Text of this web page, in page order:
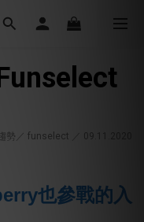
勢／ funselect ／ 09.11
也參戰的入